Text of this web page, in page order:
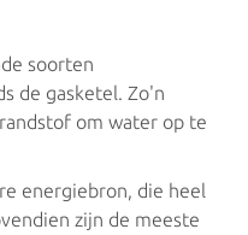
soorten
de gasketel. Zo'n
om water op te
energiebron, die heel
zijn de meeste